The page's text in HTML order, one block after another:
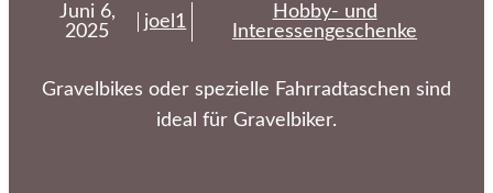
Juni 6,
2025
joel1
Hobby- und
Interessengeschenke
Gravelbikes oder spezielle Fahrradtaschen sind
ideal für Gravelbiker.